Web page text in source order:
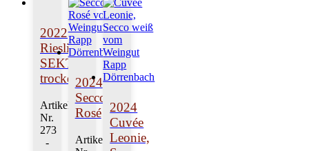
2022
Riesling
SEKT
trocken
Artikel-
Nr.
273
-
2024
Secco
Rosé
Artikel-
2024
Cuvée
Leonie,